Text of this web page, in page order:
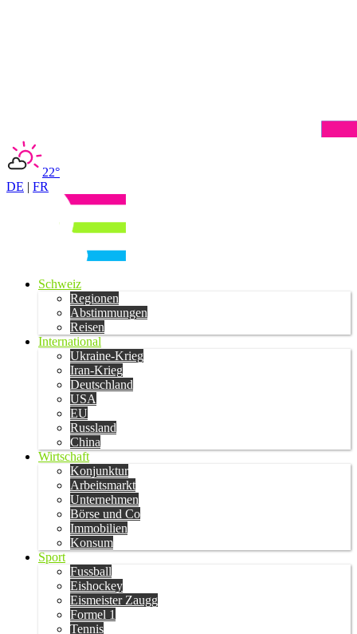
22°
DE | FR
Schweiz
Regionen
Abstimmungen
Reisen
International
Ukraine-Krieg
Iran-Krieg
Deutschland
USA
EU
Russland
China
Wirtschaft
Konjunktur
Arbeitsmarkt
Unternehmen
Börse und Co
Immobilien
Konsum
Sport
Fussball
Eishockey
Eismeister Zaugg
Formel 1
Tennis